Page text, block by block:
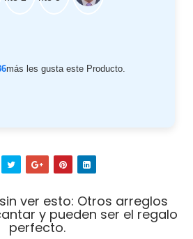
más les gusta este Producto.
ver esto: Otros arreglos
y pueden ser el regalo
perfecto.